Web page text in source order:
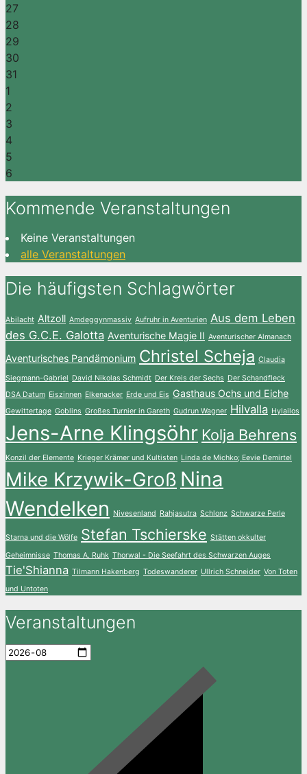
27
28
29
30
31
1
2
3
4
5
6
Kommende Veranstaltungen
Keine Veranstaltungen
alle Veranstaltungen
Die häufigsten Schlagwörter
Abilacht Altzoll Amdeggynmassiv Aufruhr in Aventurien Aus dem Leben
des G.C.E. Galotta Aventurische Magie II Aventurischer Almanach
Aventurisches Pandämonium Christel Scheja Claudia
Siegmann-Gabriel David Nikolas Schmidt Der Kreis der Sechs Der Schandfleck
DSA Datum Eiszinnen Elkenacker Erde und Eis Gasthaus Ochs und Eiche
Gewittertage Goblins Großes Turnier in Gareth Gudrun Wagner Hilvalla Hylailos
Jens-Arne Klingsöhr Kolja Behrens
Konzil der Elemente Krieger Krämer und Kultisten Linda de Michko; Eevie Demirtel
Mike Krzywik-Groß Nina
Wendelken
Nivesenland Rahjasutra Schlonz Schwarze Perle
Starna und die Wölfe Stefan Tschierske Stätten okkulter
Geheimnisse Thomas A. Ruhk Thorwal - Die Seefahrt des Schwarzen Auges
Tie'Shianna Tilmann Hakenberg Todeswanderer Ullrich Schneider Von Toten
und Untoten
Veranstaltungen